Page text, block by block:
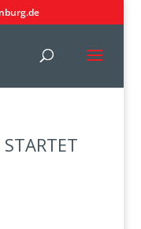
STARTET